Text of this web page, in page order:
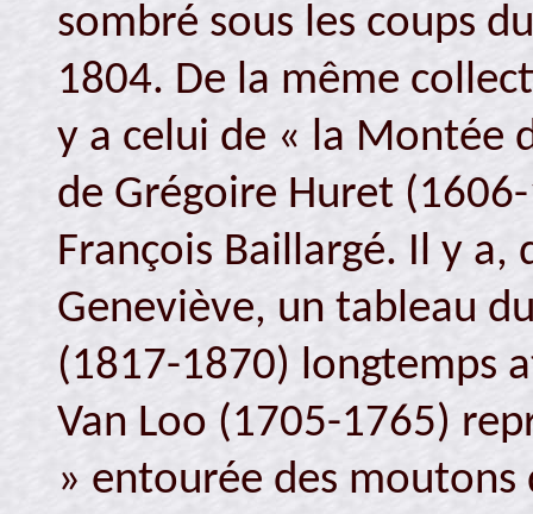
sombré sous les coups
1804. De la même
y a celui de « la Montée
de Grégoire Huret
François Baillargé. Il y a,
Geneviève, un tableau
(1817-1870) longtemps
Van Loo (1705-1765)
» entourée des